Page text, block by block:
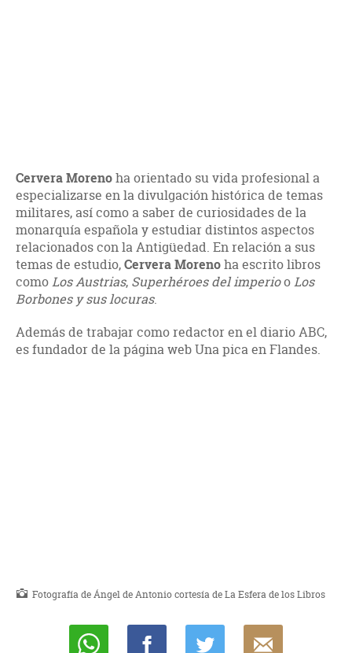
Cervera Morenoha orientado su vida profesional a
especializarse en la divulgación histórica de temas
militares, así como a saber de curiosidades de la
monarquía española y estudiar distintos aspectos
relacionados con la Antigüedad. En relación a sus
temas de estudio,Cervera Morenoha escrito libros
comoLos Austrias, Superhéroes del imperiooLos
Borbones y sus locuras.
Además de trabajar como redactor en el diario ABC,
es fundador de la página web Una pica en Flandes.
Fotografía de Ángel de Antonio cortesía de La Esfera de los Libros